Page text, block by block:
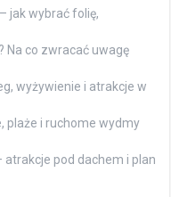
jak wybrać folię,
Na co zwracać uwagę
wyżywienie i atrakcje w
plaże i ruchome wydmy
atrakcje pod dachem i plan